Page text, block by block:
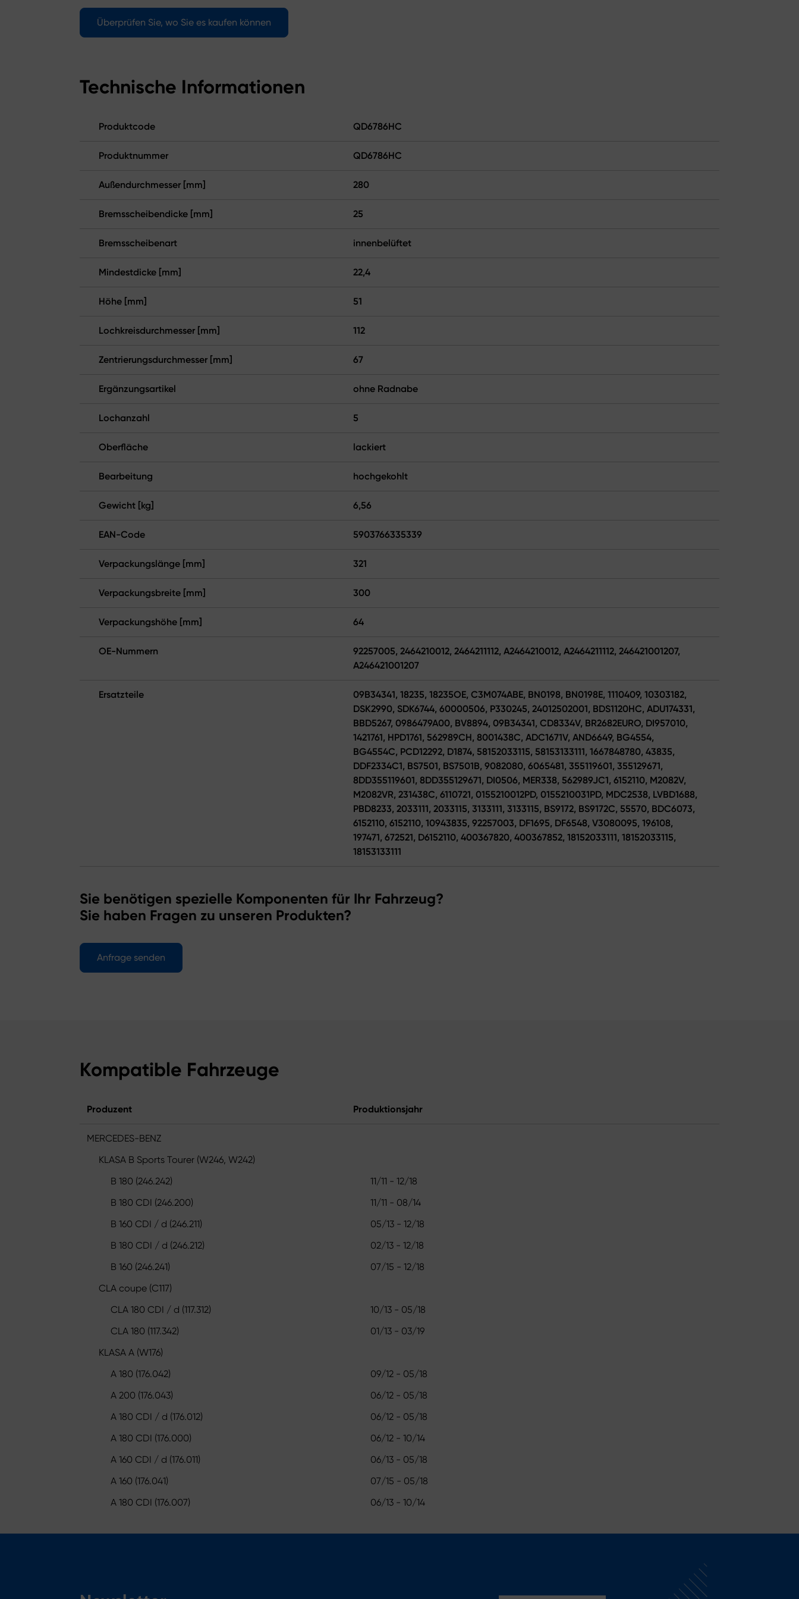
Überprüfen Sie, wo Sie es kaufen können
Technische Informationen
Produktcode QD6786HC
Produktnummer QD6786HC
Außendurchmesser [mm] 280
Bremsscheibendicke [mm] 25
Bremsscheibenart innenbelüftet
Mindestdicke [mm] 22,4
Höhe [mm] 51
Lochkreisdurchmesser [mm] 112
Zentrierungsdurchmesser [mm] 67
Ergänzungsartikel ohne Radnabe
Lochanzahl 5
Oberfläche lackiert
Bearbeitung hochgekohlt
Gewicht [kg] 6,56
EAN-Code 5903766335339
Verpackungslänge [mm] 321
Verpackungsbreite [mm] 300
Verpackungshöhe [mm] 64
OE-Nummern
92257005, 2464210012, 2464211112, A2464210012, A2464211112, 246421001207,
A246421001207
Ersatzteile
09B34341, 18235, 18235OE, C3M074ABE, BN0198, BN0198E, 1110409, 10303182,
DSK2990, SDK6744, 60000506, P330245, 24012502001, BDS1120HC, ADU174331,
BBD5267, 0986479A00, BV8894, 09B34341, CD8334V, BR2682EURO, DI957010,
1421761, HPD1761, 562989CH, 8001438C, ADC1671V, AND6649, BG4554,
BG4554C, PCD12292, D1874, 58152033115, 58153133111, 1667848780, 43835,
DDF2334C1, BS7501, BS7501B, 9082080, 6065481, 355119601, 355129671,
8DD355119601, 8DD355129671, DI0506, MER338, 562989JC1, 6152110, M2082V,
M2082VR, 231438C, 6110721, 0155210012PD, 0155210031PD, MDC2538, LVBD1688,
PBD8233, 2033111, 2033115, 3133111, 3133115, BS9172, BS9172C, 55570, BDC6073,
6152110, 6152110, 10943835, 92257003, DF1695, DF6548, V3080095, 196108,
197471, 672521, D6152110, 400367820, 400367852, 18152033111, 18152033115,
18153133111
Sie benötigen spezielle Komponenten für Ihr Fahrzeug?
Sie haben Fragen zu unseren Produkten?
Anfrage senden
Kompatible Fahrzeuge
Produzent Produktionsjahr
MERCEDES-BENZ
KLASA B Sports Tourer (W246, W242)
B 180 (246.242)
11/11 - 12/18
B 180 CDI (246.200)
11/11 - 08/14
B 160 CDI / d (246.211)
05/13 - 12/18
B 180 CDI / d (246.212)
02/13 - 12/18
B 160 (246.241)
07/15 - 12/18
CLA coupe (C117)
CLA 180 CDI / d (117.312)
10/13 - 05/18
CLA 180 (117.342)
01/13 - 03/19
KLASA A (W176)
A 180 (176.042)
09/12 - 05/18
A 200 (176.043)
06/12 - 05/18
A 180 CDI / d (176.012)
06/12 - 05/18
A 180 CDI (176.000)
06/12 - 10/14
A 160 CDI / d (176.011)
06/13 - 05/18
A 160 (176.041)
07/15 - 05/18
A 180 CDI (176.007)
06/13 - 10/14